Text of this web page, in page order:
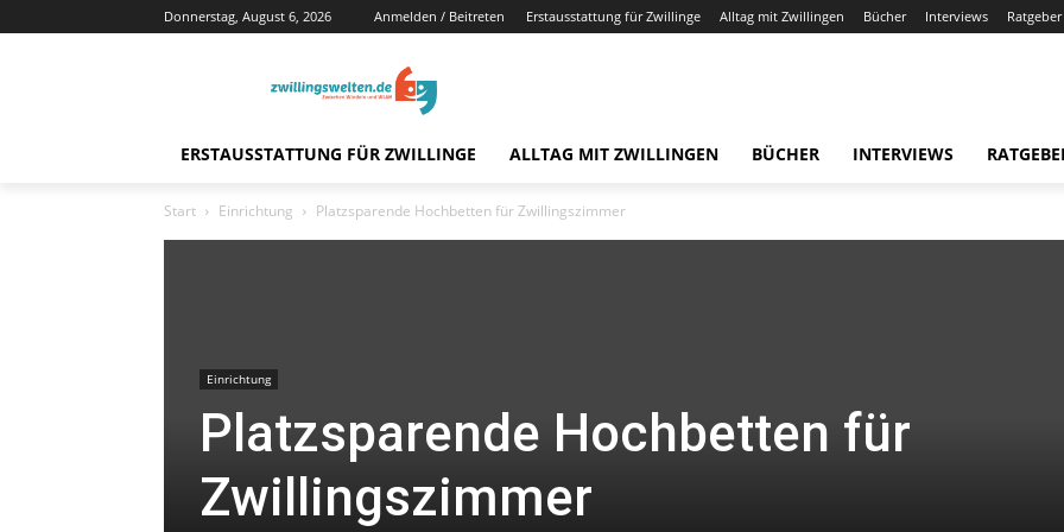
Donnerstag, August 6, 2026 Anmelden / Beitreten Erstausstattung für Zwillinge Alltag mit Zwillingen Bücher Interviews Ratgeber
ERSTAUSSTATTUNG FÜR ZWILLINGE ALLTAG MIT ZWILLINGEN BÜCHER INTERVIEWS
Start Einrichtung Platzsparende Hochbetten für Zwillingszimmer
Einrichtung
Platzsparende Hochbetten für
Zwillingszimmer